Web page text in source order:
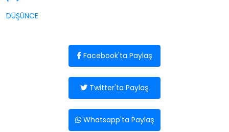
DÜŞÜNCE
Facebook'ta Paylaş
Twitter'ta Paylaş
Whatsapp'ta Paylaş